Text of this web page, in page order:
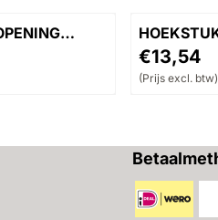
Prijs:
€13,54
(Prijs excl.